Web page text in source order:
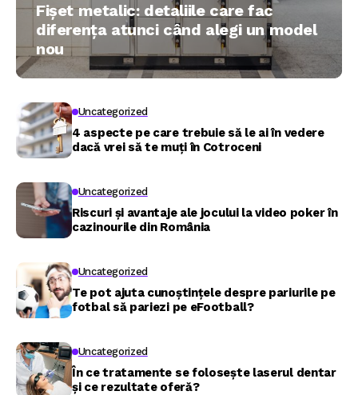
Fișet metalic: detaliile care fac
diferența atunci când alegi un model
nou
Uncategorized
4 aspecte pe care trebuie să le ai în vedere
dacă vrei să te muți în Cotroceni
Uncategorized
Riscuri și avantaje ale jocului la video poker în
cazinourile din România
Uncategorized
Te pot ajuta cunoștințele despre pariurile pe
fotbal să pariezi pe eFootball?
Uncategorized
În ce tratamente se folosește laserul dentar
și ce rezultate oferă?